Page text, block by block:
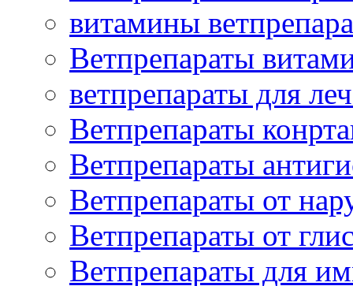
витамины
Ветпрепараты
ветпрепараты для
Ветпрепараты
Ветпрепараты
Ветпрепараты от
Ветпрепараты от
Ветпрепараты для